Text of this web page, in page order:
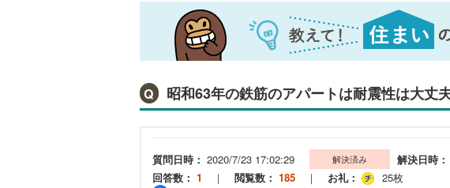
Q 昭和63年の鉄筋のアパートは耐震性は大丈
質問日時： 2020/7/23 17:02:29 解決済み 解決日時：
回答数： 1 ｜ 閲覧数： 185 ｜ お礼：
25枚